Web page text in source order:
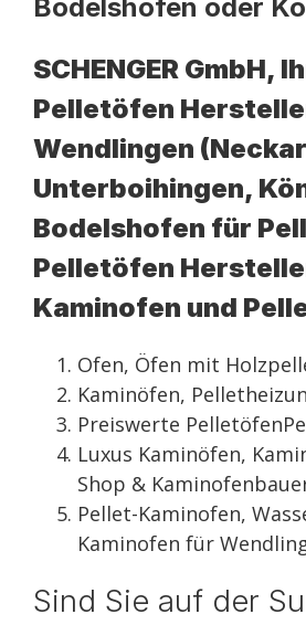
Bodelshofen oder
SCHENGER GmbH,
Pelletöfen
Wendlingen
Unterboihingen,
Bodelshofen für
Pelletöfen
Kaminofen und
Ofen, Öfen mit
Kaminöfen,
Preiswerte
Luxus Kaminöfen,
Shop &
Pellet-Kaminofen,
Kaminofen für
Sind Sie auf der